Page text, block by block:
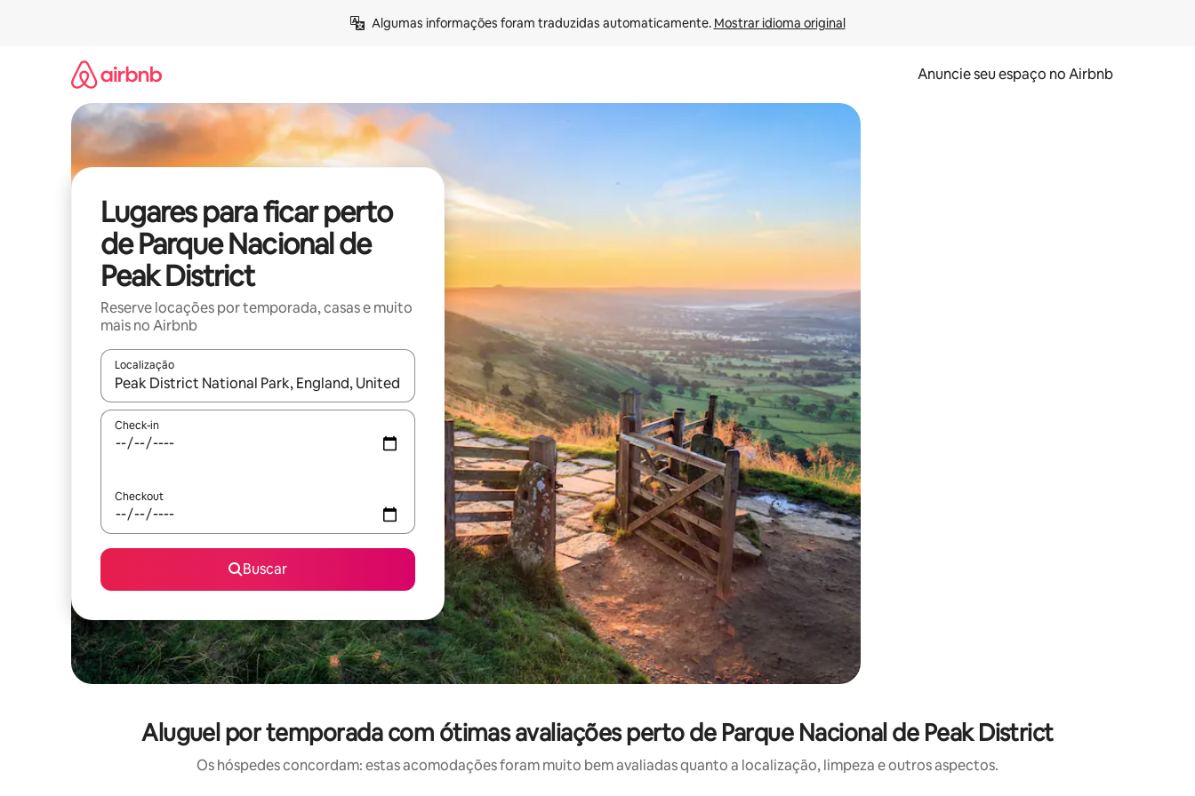
Algumas informações foram traduzidas automaticamente. Mostrar idioma original
Anuncie seu espaço no Airbnb
Lugares para ficar perto
de Parque Nacional de
Peak District
Reserve locações por temporada, casas e muito
mais no Airbnb
Localização
Quando os resultados estiverem disponíveis, explore-os usando as seta para cima e para baixo do teclado ou tocando e deslizando o dedo na tela.
Check-in
Checkout
Buscar
Aluguel por temporada com ótimas avaliações perto de Parque Nacional de Peak District
Os hóspedes concordam: estas acomodações foram muito bem avaliadas quanto a localização, limpeza e outros aspectos.